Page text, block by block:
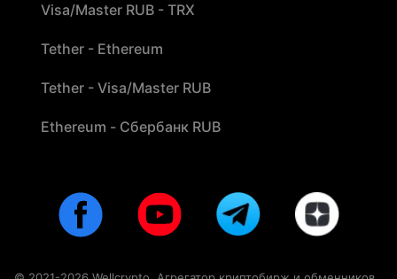
Visa/Master RUB - TRX
Tether - Ethereum
Tether - Visa/Master RUB
Ethereum - Сбербанк RUB